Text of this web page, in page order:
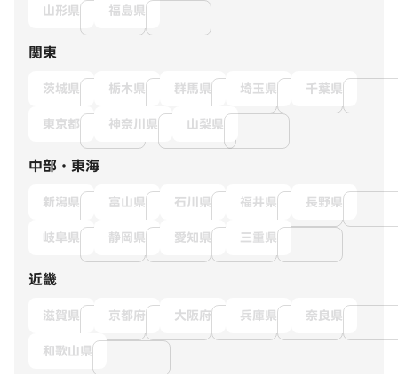
山形県
福島県
関東
茨城県 栃木県 群馬県 埼玉県
千葉県
東京都
神奈川県 山梨県
中部・東海
新潟県 富山県 石川県 福井県
長野県
岐阜県
静岡県 愛知県 三重県
近畿
滋賀県 京都府 大阪府 兵庫県
奈良県
和歌山県